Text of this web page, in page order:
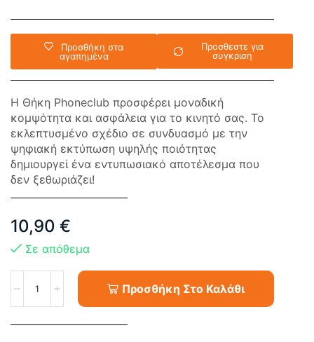
Προσθήκη στα
αγαπημένα
Προσθεστε για
συγκριση
Η Θήκη Phoneclub προσφέρει μοναδική
κομψότητα και ασφάλεια για το κινητό σας. Το
εκλεπτυσμένο σχέδιο σε συνδυασμό με την
ψηφιακή εκτύπωση υψηλής ποιότητας
δημιουργεί ένα εντυπωσιακό αποτέλεσμα που
δεν ξεθωριάζει!
10,90 €
Σε απόθεμα
Προσθήκη Στο Καλάθι